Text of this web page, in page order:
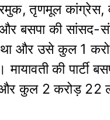
तृणमूल कांग्रेस,
बसपा की सांसद-
था और उसे कुल 1
की पार्टी
कुल 2 करोड़ 22